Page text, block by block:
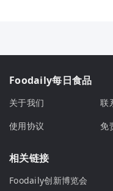
Foodaily每日食品
关于我们 联
使用协议
免
相关链接
Foodaily创新博览会